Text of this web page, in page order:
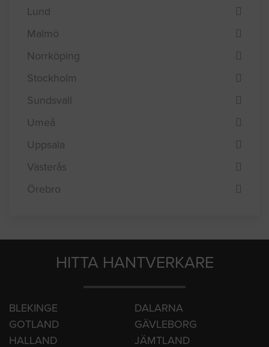
Lund
Malmö
Norrköping
Stockholm
Sundsvall
Umeå
Uppsala
Västerås
Örebro
HITTA HANTVERKARE
BLEKINGE
DALARNA
GOTLAND
GÄVLEBORG
HALLAND
JÄMTLAND